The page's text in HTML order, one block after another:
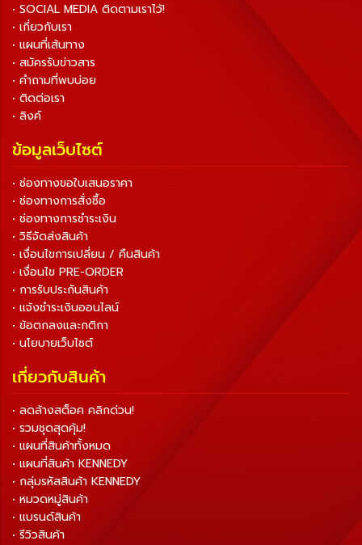
• SOCIAL MEDIA ติดตามเราไว้!
• เกี่ยวกับเรา
• แผนที่เส้นทาง
• สมัครรับข่าวสาร
• คำถามที่พบบ่อย
• ติดต่อเรา
• ลิงค์
ข้อมูลเว็บไซต์
• ช่องทางขอใบเสนอราคา
• ช่องทางการสั่งซื้อ
• ช่องทางการชำระเงิน
• วิธีจัดส่งสินค้า
• เงื่อนไขการเปลี่ยน / คืนสินค้า
• เงื่อนไข PRE-ORDER
• การรับประกันสินค้า
• แจ้งชำระเงินออนไลน์
• ข้อตกลงและกติกา
• นโยบายเว็บไซต์
เกี่ยวกับสินค้า
• ลดล้างสต็อค คลิกด่วน!
• รวมชุดสุดคุ้ม!
• แผนที่สินค้าทั้งหมด
• แผนที่สินค้า KENNEDY
• กลุ่มรหัสสินค้า KENNEDY
• หมวดหมู่สินค้า
• แบรนด์สินค้า
• รีวิวสินค้า